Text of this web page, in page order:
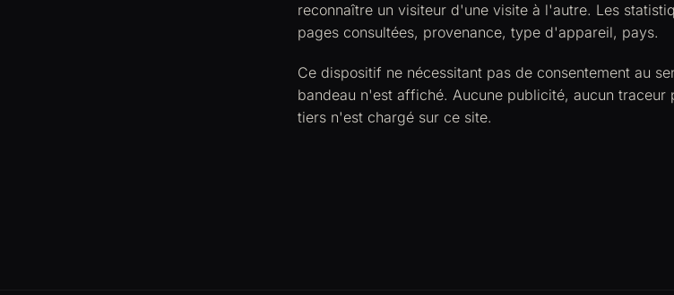
reconnaître un visiteur d'une visite à l'autre. Les
pages consultées, provenance, type d'appareil, pays.
Ce dispositif ne nécessitant pas de consentement au
bandeau n'est affiché. Aucune publicité, aucun traceur
tiers n'est chargé sur ce site.